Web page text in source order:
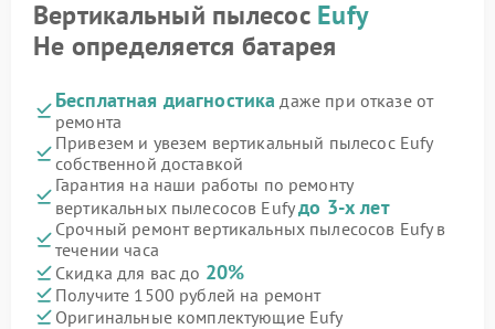
Вертикальный пылесос Eufy
Не определяется батарея
Бесплатная диагностика даже при отказе от
ремонта
Привезем и увезем вертикальный пылесос Eufy
собственной доставкой
Гарантия на наши работы по ремонту
вертикальных пылесосов Eufyдо 3-х лет
Срочный ремонт вертикальных пылесосов Eufy в
течении часа
Скидка для вас до 20%
Получите 1500 рублей на ремонт
Оригинальные комплектующие Eufy